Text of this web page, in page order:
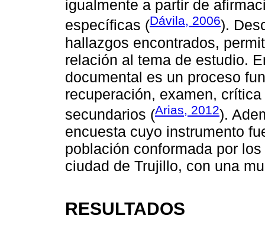
igualmente a partir de
específicas (Dávila, 2006).
hallazgos encontrados,
relación al tema de estudio.
documental es un proceso
recuperación, examen,
secundarios (Arias, 2012).
encuesta cuyo instrumento
población conformada por
ciudad de Trujillo, con una
RESULTADOS